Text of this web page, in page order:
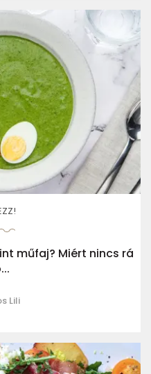
műfaj? Miért nincs rá
Lili